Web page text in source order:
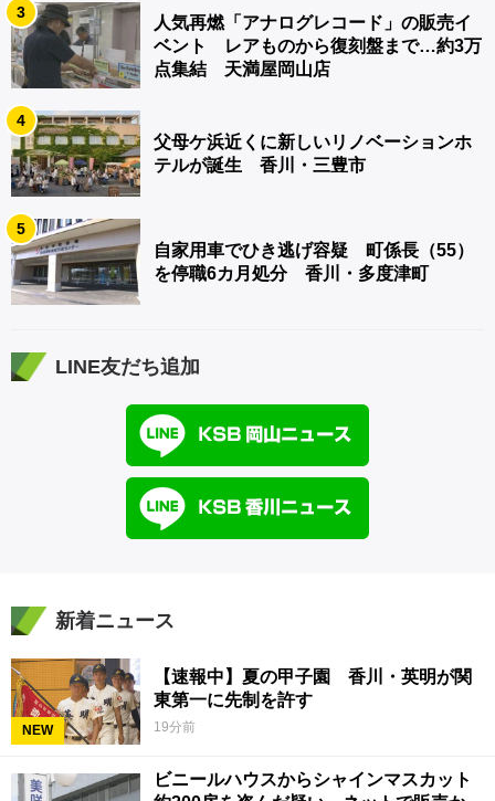
3
人気再燃「アナログレコード」の販売イ
ベント レアものから復刻盤まで…約3万
点集結 天満屋岡山店
4
父母ケ浜近くに新しいリノベーションホ
テルが誕生 香川・三豊市
5
自家用車でひき逃げ容疑 町係長（55）
を停職6カ月処分 香川・多度津町
LINE友だち追加
新着ニュース
NEW
【速報中】夏の甲子園 香川・英明が関
東第一に先制を許す
19分前
ビニールハウスからシャインマスカット